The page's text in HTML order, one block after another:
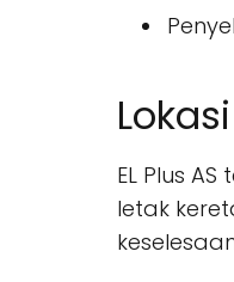
EL Plus
letak